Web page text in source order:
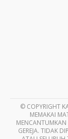
© COPYRIGHT
MEMAKAI
GEREJA. TIDAK